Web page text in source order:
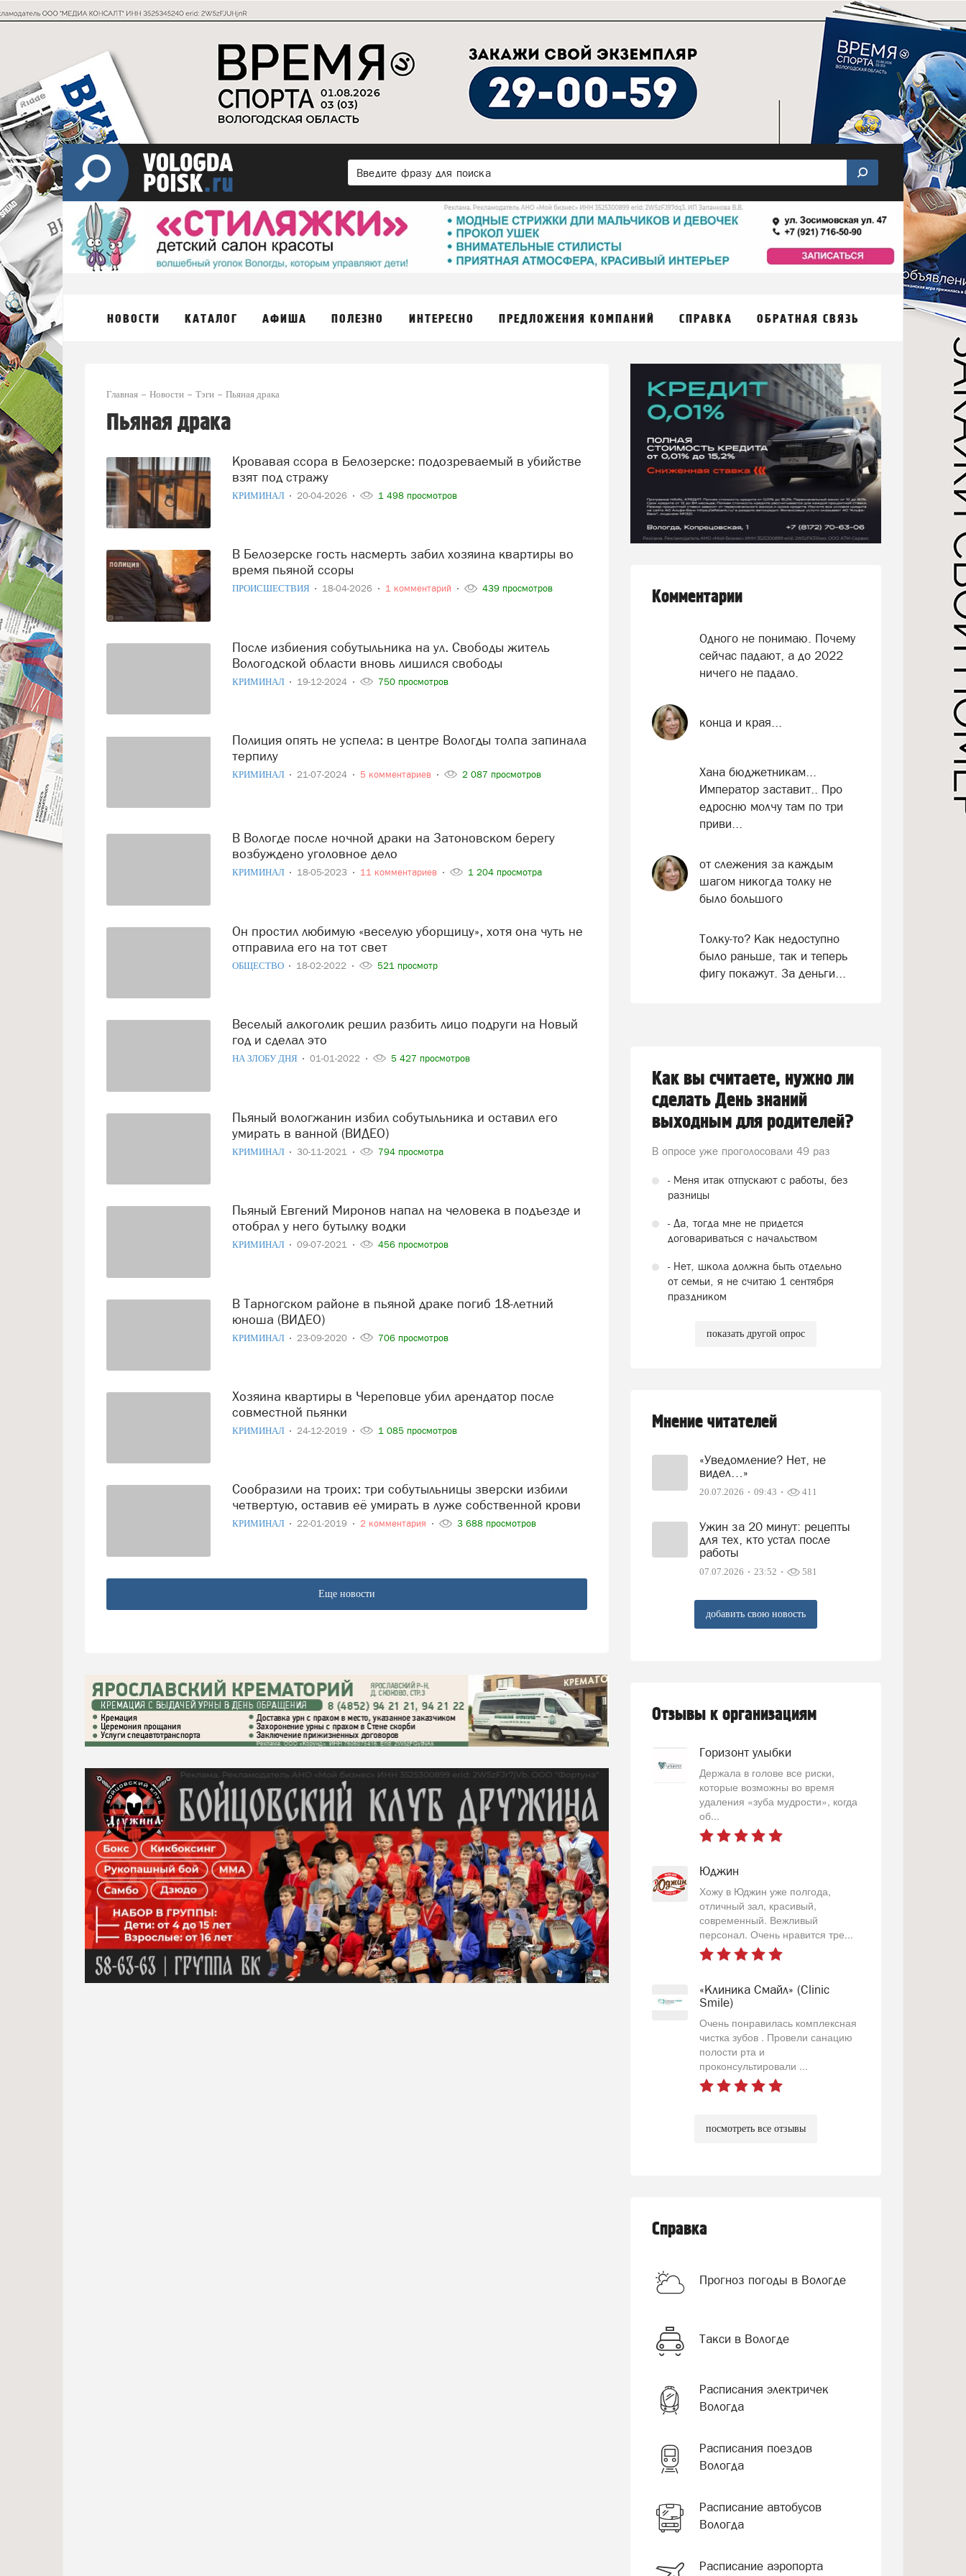
НОВОСТИ КАТАЛОГ АФИША ПОЛЕЗНО ИНТЕРЕСНО ПРЕДЛОЖЕНИЯ КОМПАНИЙ СПРАВКА ОБРАТНАЯ СВЯЗЬ
Главная Новости Тэги Пьяная драка
Пьяная драка
Кровавая ссора в Белозерске: подозреваемый в убийстве
взят под стражу
КРИМИНАЛ 20-04-2026 1 498 просмотров
В Белозерске гость насмерть забил хозяина квартиры во
время пьяной ссоры
ПРОИСШЕСТВИЯ 18-04-2026 1 комментарий 439 просмотров
После избиения собутыльника на ул. Свободы житель
Вологодской области вновь лишился свободы
КРИМИНАЛ 19-12-2024 750 просмотров
Полиция опять не успела: в центре Вологды толпа запинала
терпилу
КРИМИНАЛ 21-07-2024 5 комментариев 2 087 просмотров
В Вологде после ночной драки на Затоновском берегу
возбуждено уголовное дело
КРИМИНАЛ 18-05-2023 11 комментариев 1 204 просмотра
Он простил любимую «веселую уборщицу», хотя она чуть не
отправила его на тот свет
ОБЩЕСТВО 18-02-2022 521 просмотр
Веселый алкоголик решил разбить лицо подруги на Новый
год и сделал это
НА ЗЛОБУ ДНЯ 01-01-2022 5 427 просмотров
Пьяный вологжанин избил собутыльника и оставил его
умирать в ванной (ВИДЕО)
КРИМИНАЛ 30-11-2021 794 просмотра
Пьяный Евгений Миронов напал на человека в подъезде и
отобрал у него бутылку водки
КРИМИНАЛ 09-07-2021 456 просмотров
В Тарногском районе в пьяной драке погиб 18-летний
юноша (ВИДЕО)
КРИМИНАЛ 23-09-2020 706 просмотров
Хозяина квартиры в Череповце убил арендатор после
совместной пьянки
КРИМИНАЛ 24-12-2019 1 085 просмотров
Сообразили на троих: три собутыльницы зверски избили
четвертую, оставив её умирать в луже собственной крови
КРИМИНАЛ 22-01-2019 2 комментария 3 688 просмотров
Еще новости
Комментарии
Одного не понимаю. Почему
сейчас падают, а до 2022
ничего не падало.
конца и края...
Хана бюджетникам...
Император заставит.. Про
едросню молчу там по три
приви...
от слежения за каждым
шагом никогда толку не
было большого
Толку-то? Как недоступно
было раньше, так и теперь
фигу покажут. За деньги...
Как вы считаете, нужно ли
сделать День знаний
выходным для родителей?
В опросе уже проголосовали 49 раз
- Меня итак отпускают с работы, без
разницы
- Да, тогда мне не придется
договариваться с начальством
- Нет, школа должна быть отдельно
от семьи, я не считаю 1 сентября
праздником
показать другой опрос
Мнение читателей
«Уведомление? Нет, не
видел…»
20.07.2026 09:43 411
Ужин за 20 минут: рецепты
для тех, кто устал после
работы
07.07.2026 23:52 581
добавить свою новость
Отзывы к организациям
Горизонт улыбки
Держала в голове все риски,
которые возможны во время
удаления «зуба мудрости», когда
об...
Юджин
Хожу в Юджин уже полгода,
отличный зал, красивый,
современный. Вежливый
персонал. Очень нравится тре...
«Клиника Смайл» (Clinic
Smile)
Очень понравилась комплексная
чистка зубов . Провели санацию
полости рта и
проконсультировали ...
посмотреть все отзывы
Справка
Прогноз погоды в Вологде
Такси в Вологде
Расписания электричек
Вологда
Расписания поездов
Вологда
Расписание автобусов
Вологда
Расписание аэропорта